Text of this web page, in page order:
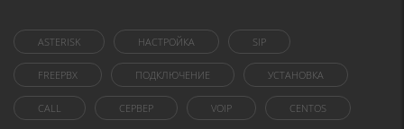
ASTERISK НАСТРОЙКА SIP
FREEPBX ПОДКЛЮЧЕНИЕ УСТАНОВКА
CALL СЕРВЕР VOIP CENTOS